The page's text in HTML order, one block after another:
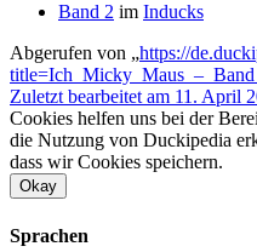
Band 2 im Inducks
Abgerufen von „https://
Zuletzt bearbeitet am 11. April
Cookies helfen uns bei der
die Nutzung von Duckipedia
dass wir Cookies speichern.
Okay
Sprachen